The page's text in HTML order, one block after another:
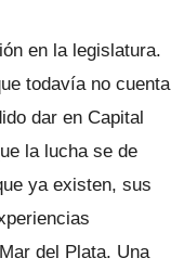
en la legislatura.
todavía no cuenta
dar en Capital
la lucha se de
ya existen, sus
del Plata. Una